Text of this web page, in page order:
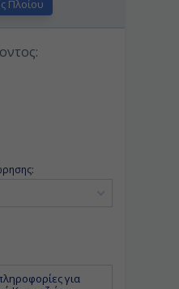
Πλοίου